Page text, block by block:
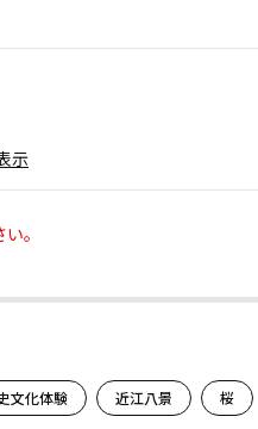
示
。
文化体験 近江八景 桜